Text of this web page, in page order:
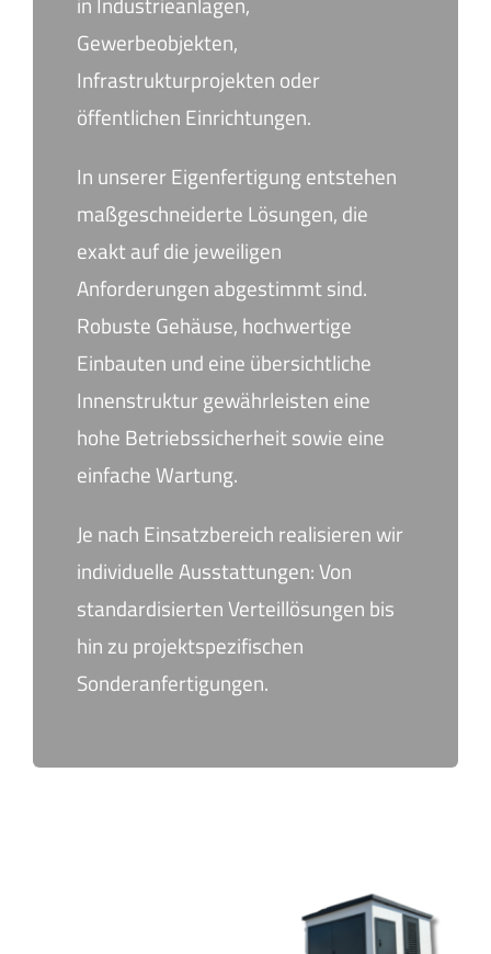
Gewerbeobjekten,
Infrastrukturprojekten oder
öffentlichen Einrichtungen.
In unserer Eigenfertigung entstehen
maßgeschneiderte Lösungen, die
exakt auf die jeweiligen
Anforderungen abgestimmt sind.
Robuste Gehäuse, hochwertige
Einbauten und eine übersichtliche
Innenstruktur gewährleisten eine
hohe Betriebssicherheit sowie eine
einfache Wartung.
Je nach Einsatzbereich realisieren wir
individuelle Ausstattungen: Von
standardisierten Verteillösungen bis
hin zu projektspezifischen
Sonderanfertigungen.